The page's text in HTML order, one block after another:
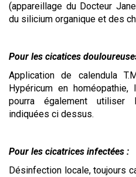
(appareillage du Docteur
du silicium organique et des
Pour les cicatices
Application de calendula
Hypéricum en
pourra également utiliser
indiquées ci dessus.
Pour les cicatrices infectées :
Désinfection locale, toujours